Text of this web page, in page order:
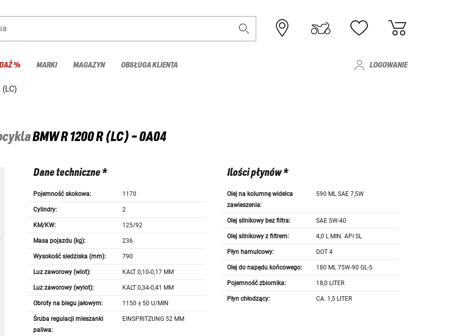
% MARKI MAGAZYN OBSŁUGA KLIENTA LOGOWANIE
(LC)
BMWR 1200 R (LC) - 0A04
Dane techniczne *
Pojemność skokowa: 1170
Cylindry: 2
KM/KW: 125/92
Masa pojazdu (kg): 236
Wysokość siedziska (mm): 790
Luz zaworowy (wlot): KALT 0,10-0,17 MM
Luz zaworowy (wylot): KALT 0,34-0,41 MM
Obroty na biegu jałowym: 1150 ± 50 U/MIN
Śruba regulacji mieszanki
paliwa:
EINSPRITZUNG 52 MM
Ilości płynów *
Olej na kolumnę widelca
zawieszenia:
590 ML SAE 7,5W
Olej silnikowy bez filtra: SAE 5W-40
Olej silnikowy z filtrem: 4,0 L MIN. API SL
Płyn hamulcowy: DOT 4
Olej do napędu końcowego: 180 ML 75W-90 GL-5
Pojemność zbiornika: 18,0 LITER
Płyn chłodzący: CA. 1,5 LITER